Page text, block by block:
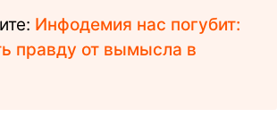
Инфодемия нас погубит:
правду от вымысла в